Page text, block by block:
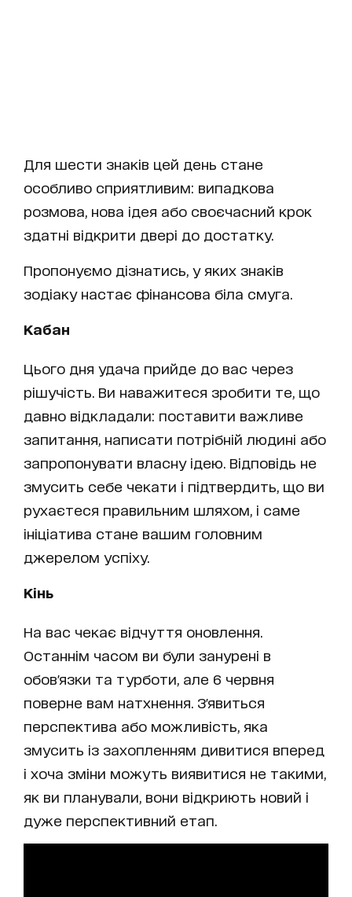
Для шести знаків цей день стане
особливо сприятливим: випадкова
розмова, нова ідея або своєчасний крок
здатні відкрити двері до достатку.
Пропонуємо дізнатись, у яких знаків
зодіаку настає фінансова біла смуга.
Кабан
Цього дня удача прийде до вас через
рішучість. Ви наважитеся зробити те, що
давно відкладали: поставити важливе
запитання, написати потрібній людині або
запропонувати власну ідею. Відповідь не
змусить себе чекати і підтвердить, що ви
рухаєтеся правильним шляхом, і саме
ініціатива стане вашим головним
джерелом успіху.
Кінь
На вас чекає відчуття оновлення.
Останнім часом ви були занурені в
обов'язки та турботи, але 6 червня
поверне вам натхнення. З'явиться
перспектива або можливість, яка
змусить із захопленням дивитися вперед
і хоча зміни можуть виявитися не такими,
як ви планували, вони відкриють новий і
дуже перспективний етап.